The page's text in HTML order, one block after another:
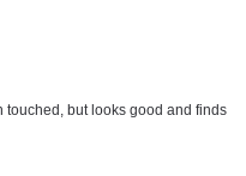
touched, but looks good and finds